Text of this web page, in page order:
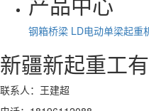
钢箱桥梁 LD电动单梁起重
新疆新起重工
联系人：王建超